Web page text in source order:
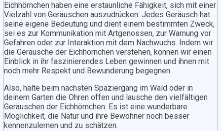
Eichhörnchen haben eine erstaunliche Fähigkeit, sich mit einer
Vielzahl von Geräuschen auszudrücken. Jedes Geräusch hat
seine eigene Bedeutung und dient einem bestimmten Zweck,
sei es zur Kommunikation mit Artgenossen, zur Warnung vor
Gefahren oder zur Interaktion mit dem Nachwuchs. Indem wir
die Geräusche der Eichhörnchen verstehen, können wir einen
Einblick in ihr faszinierendes Leben gewinnen und ihnen mit
noch mehr Respekt und Bewunderung begegnen.
Also, halte beim nächsten Spaziergang im Wald oder in
deinem Garten die Ohren offen und lausche den vielfältigen
Geräuschen der Eichhörnchen. Es ist eine wunderbare
Möglichkeit, die Natur und ihre Bewohner noch besser
kennenzulernen und zu schätzen.